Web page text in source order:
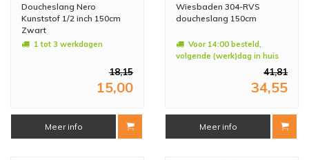
Doucheslang Nero
Kunststof 1/2 inch 150cm
Zwart
1 tot 3 werkdagen
18,15
15,00
Meer info
Wiesbaden 304-RVS
doucheslang 150cm
Voor 14:00 besteld,
volgende (werk)dag in huis
41,81
34,55
Meer info